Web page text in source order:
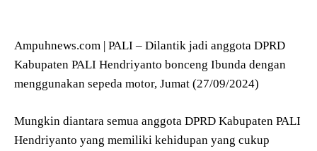
Ampuhnews.com | PALI – Dilantik jadi anggota DPRD
Kabupaten PALI Hendriyanto bonceng Ibunda dengan
menggunakan sepeda motor, Jumat (27/09/2024)
Mungkin diantara semua anggota DPRD Kabupaten PALI
Hendriyanto yang memiliki kehidupan yang cukup